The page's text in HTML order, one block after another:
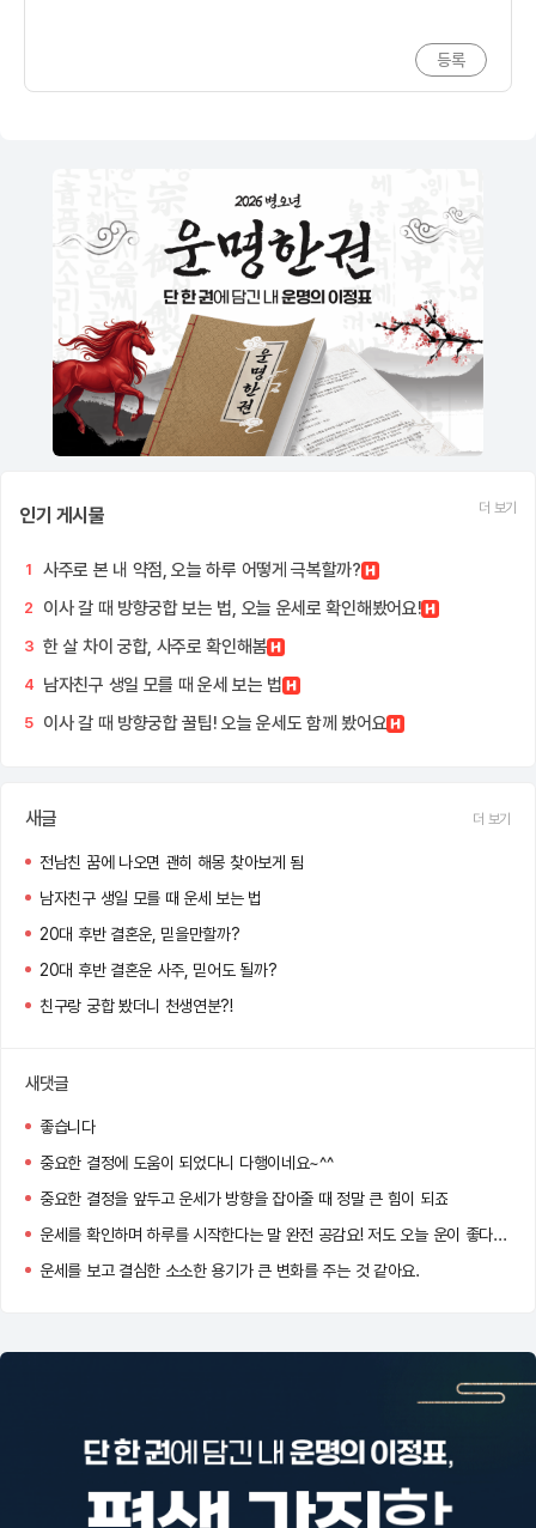
인기 게시물 더 보기
1 사주로 본 내 약점, 오늘 하루 어떻게 극복할까?
2 이사 갈 때 방향궁합 보는 법, 오늘 운세로 확인해봤어요!
3 한 살 차이 궁합, 사주로 확인해봄
4 남자친구 생일 모를 때 운세 보는 법
5 이사 갈 때 방향궁합 꿀팁! 오늘 운세도 함께 봤어요
새글 더 보기
전남친 꿈에 나오면 괜히 해몽 찾아보게 됨
남자친구 생일 모를 때 운세 보는 법
20대 후반 결혼운, 믿을만할까?
20대 후반 결혼운 사주, 믿어도 될까?
친구랑 궁합 봤더니 천생연분?!
새댓글
좋습니다
중요한 결정에 도움이 되었다니 다행이네요~^^
중요한 결정을 앞두고 운세가 방향을 잡아줄 때 정말 큰 힘이 되죠
운세를 확인하며 하루를 시작한다는 말 완전 공감요! 저도 오늘 운이 좋다는 말에 왠지 더 자신감이 생기네용 ㅋㅋㅋ
운세를 보고 결심한 소소한 용기가 큰 변화를 주는 것 같아요.